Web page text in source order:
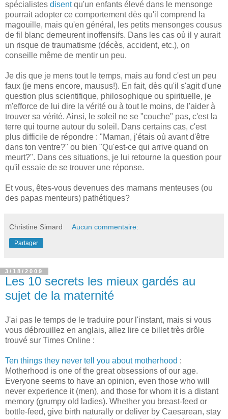
spécialistes disentqu'un enfants élevé dans le mensonge
pourrait adopter ce comportement dès qu'il comprend la
magouille, mais qu'en général, les petits mensonges cousus
de fil blanc demeurent inoffensifs. Dans les cas où il y aurait
un risque de traumatisme (décès, accident, etc.), on
conseille même de mentir un peu.
Je dis que je mens tout le temps, mais au fond c'est un peu
faux (je mens encore, mausus!). En fait, dès qu'il s'agit d'une
question plus scientifique, philosophique ou spirituelle, je
m'efforce de lui dire la vérité ou à tout le moins, de l'aider à
trouver sa vérité. Ainsi, le soleil ne se "couche" pas, c'est la
terre qui tourne autour du soleil. Dans certains cas, c'est
plus difficile de répondre : "Maman, j'étais où avant d'être
dans ton ventre?" ou bien "Qu'est-ce qui arrive quand on
meurt?". Dans ces situations, je lui retourne la question pour
qu'il essaie de se trouver une réponse.
Et vous, êtes-vous devenues des mamans menteuses (ou
des papas menteurs) pathétiques?
Christine Simard Aucun commentaire:
Partager
3/18/2009
Les 10 secrets les mieux gardés au
sujet de la maternité
J'ai pas le temps de le traduire pour l'instant, mais si vous
vous débrouillez en anglais, allez lire ce billet très drôle
trouvé sur Times Online :
Ten things they never tell you about motherhood :
Motherhood is one of the great obsessions of our age.
Everyone seems to have an opinion, even those who will
never experience it (men), and those for whom it is a distant
memory (grumpy old ladies). Whether you breast-feed or
bottle-feed, give birth naturally or deliver by Caesarean, stay